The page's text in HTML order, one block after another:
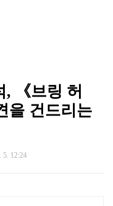
《브링 허
을 건드리는
5. 12:24